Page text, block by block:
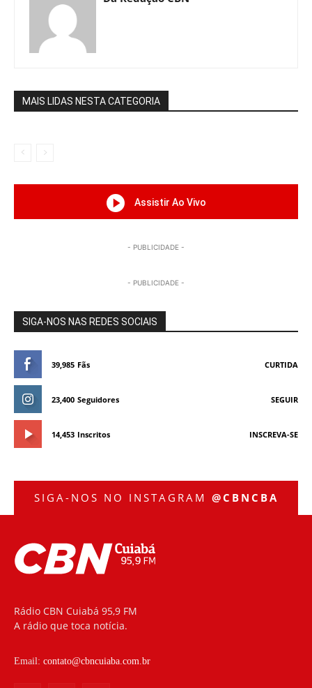
MAIS LIDAS NESTA CATEGORIA
Assistir Ao Vivo
- PUBLICIDADE -
- PUBLICIDADE -
SIGA-NOS NAS REDES SOCIAIS
39,985 Fãs CURTIDA
23,400 Seguidores SEGUIR
14,453 Inscritos INSCREVA-SE
SIGA-NOS NO INSTAGRAM @CBNCBA
Rádio CBN Cuiabá 95,9 FM
A rádio que toca notícia.
Email: contato@cbncuiaba.com.br